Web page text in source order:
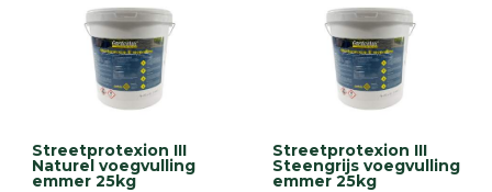
Streetprotexion III
Naturel voegvulling
emmer 25kg
Streetprotexion III
Steengrijs voegvulling
emmer 25kg